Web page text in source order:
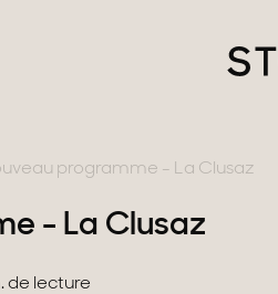
- La Clusaz
programme - La Clusaz
de lecture